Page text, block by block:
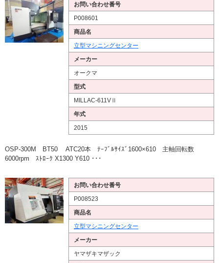
お問い合わせ番号
P008601
商品名
立型マシニングセンター
メーカー
オークマ
型式
MILLAC-611VⅡ
年式
2015
OSP-300M BT50 ATC20本 ﾃｰﾌﾞﾙｻｲｽﾞ1600×610 主軸回転数
6000rpm ｽﾄﾛｰｸ X1300 Y610 ･･･
お問い合わせ番号
P008523
商品名
立型マシニングセンター
メーカー
ヤマザキマザック